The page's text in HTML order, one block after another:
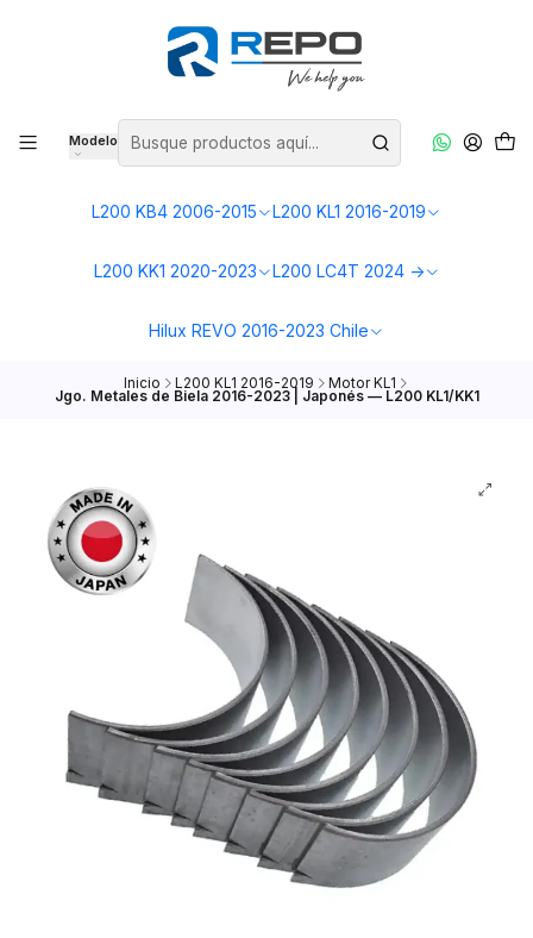
Modelo
L200 KB4 2006-2015 L200 KL1 2016-2019
L200 KK1 2020-2023 L200 LC4T 2024 ->
Hilux REVO 2016-2023 Chile
Inicio L200 KL1 2016-2019 Motor KL1
Jgo. Metales de Biela 2016-2023 | Japonés — L200 KL1/KK1